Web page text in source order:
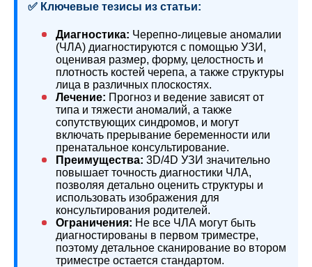
✅ Ключевые тезисы из статьи:
Диагностика: Черепно-лицевые аномалии
(ЧЛА) диагностируются с помощью УЗИ,
оценивая размер, форму, целостность и
плотность костей черепа, а также структуры
лица в различных плоскостях.
Лечение: Прогноз и ведение зависят от
типа и тяжести аномалий, а также
сопутствующих синдромов, и могут
включать прерывание беременности или
пренатальное консультирование.
Преимущества: 3D/4D УЗИ значительно
повышает точность диагностики ЧЛА,
позволяя детально оценить структуры и
использовать изображения для
консультирования родителей.
Ограничения: Не все ЧЛА могут быть
диагностированы в первом триместре,
поэтому детальное сканирование во втором
триместре остается стандартом.